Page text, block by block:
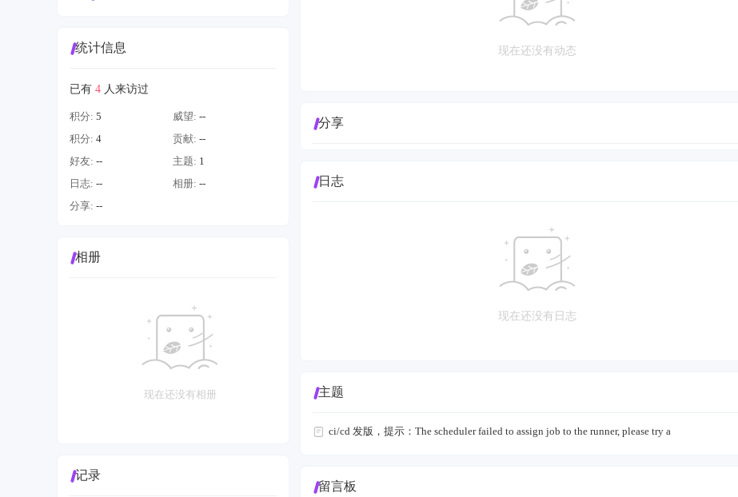
统计信息
已有 4 人来访过
积分: 5 威望:--
积分: 4 贡献:--
好友: -- 主题: 1
日志: -- 相册:--
分享: --
相册
现在还没有相册
记录
现在还没有动态
分享
日志
现在还没有日志
主题
ci/cd 发版，提示：The scheduler failed to assign job to the runner, please try a
留言板